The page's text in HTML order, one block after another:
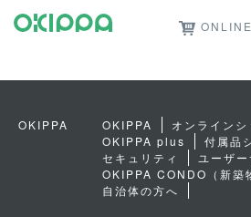
OKIPPA OKIPPA
オンライン
OKIPPA plus
付属品
セキュリティ
ユーザ
OKIPPA CONDO（新築
自治体の方へ